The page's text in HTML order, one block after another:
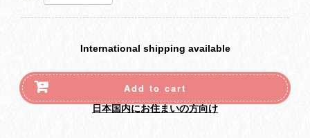
International shipping available
Add to cart
日本国内にお住まいの方向け